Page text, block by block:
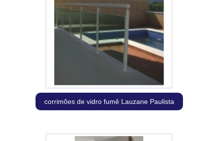
corrimões de vidro fumê Lauzane Paulista